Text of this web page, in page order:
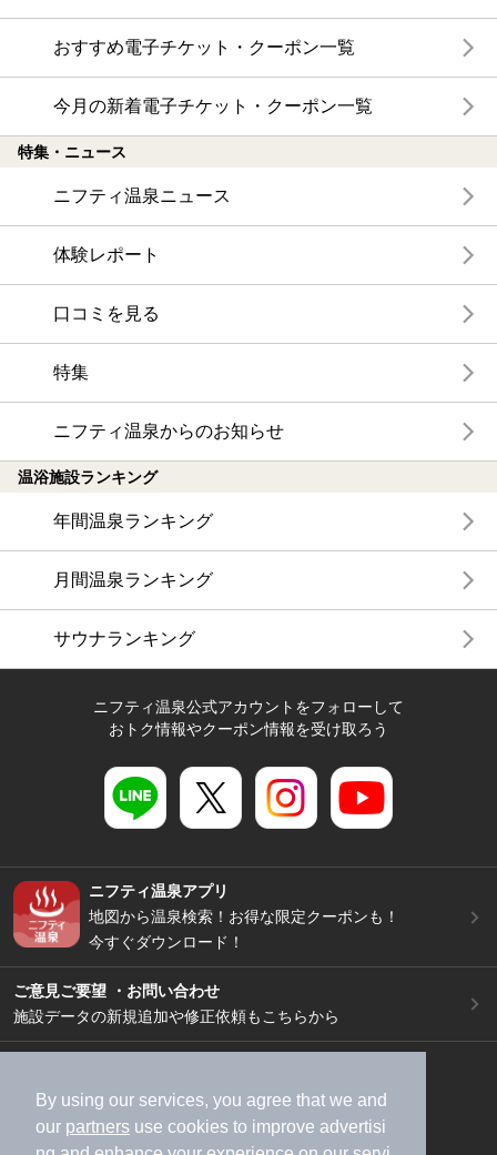
By using our services, you agree that we and
our partners use cookies to improve advertisi
おすすめ電子チケット・クーポン一覧
今月の新着電子チケット・クーポン一覧
特集・ニュース
ニフティ温泉ニュース
体験レポート
口コミを見る
特集
ニフティ温泉からのお知らせ
温浴施設ランキング
年間温泉ランキング
月間温泉ランキング
サウナランキング
ニフティ温泉公式アカウントをフォローして
おトク情報やクーポン情報を受け取ろう
ニフティ温泉アプリ
地図から温泉検索！お得な限定クーポンも！
今すぐダウンロード！
ご意見ご要望 ・お問い合わせ
施設データの新規追加や修正依頼もこちらから
加盟店募集（資料請求）
広告出稿のご案内
利用規約
ライフスタイルMEMBERS+規約